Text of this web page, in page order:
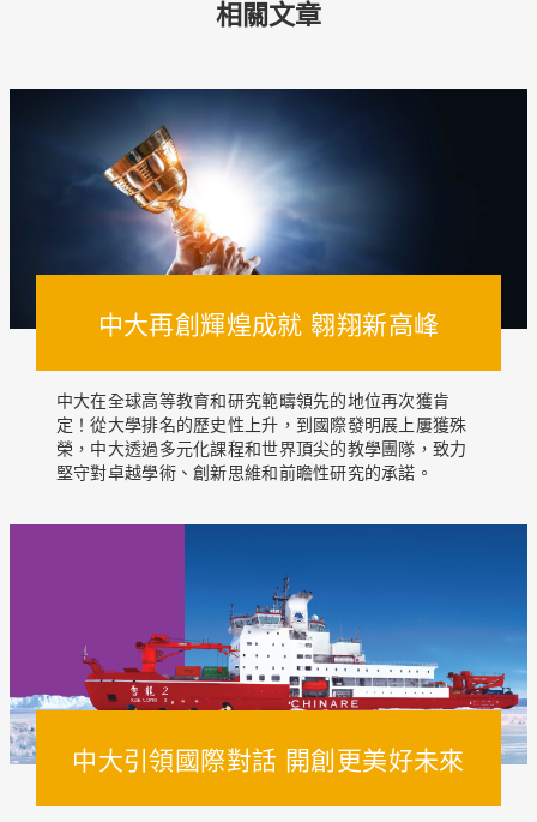
相關文章
中大再創輝煌成就 翱翔新高峰
中大在全球高等教育和研究範疇領先的地位再次獲肯
定！從大學排名的歷史性上升，到國際發明展上屢獲殊
榮，中大透過多元化課程和世界頂尖的教學團隊，致力
堅守對卓越學術、創新思維和前瞻性研究的承諾。
中大引領國際對話 開創更美好未來